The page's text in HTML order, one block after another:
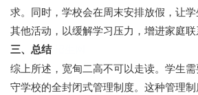
求。同时，学校会在周末安排放假，让
其他活动，以缓解学习压力，增进家庭联
三、总结
综上所述，宽甸二高不可以走读。学生
守学校的全封闭式管理制度。这种管理